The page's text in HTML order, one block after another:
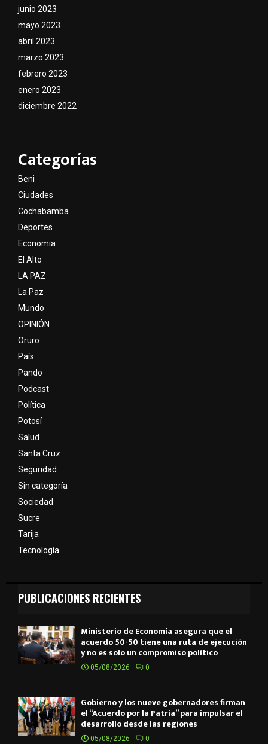
junio 2023
mayo 2023
abril 2023
marzo 2023
febrero 2023
enero 2023
diciembre 2022
Categorías
Beni
Ciudades
Cochabamba
Deportes
Economia
El Alto
LA PAZ
La Paz
Mundo
OPINIÓN
Oruro
País
Pando
Podcast
Política
Potosí
Salud
Santa Cruz
Seguridad
Sin categoría
Sociedad
Sucre
Tarija
Tecnología
PUBLICACIONES RECIENTES
Ministerio de Economía asegura que el
acuerdo 50-50 tiene una ruta de ejecución
y no es solo un compromiso político
05/08/2026 0
Gobierno y los nueve gobernadores firman
el “Acuerdo por la Patria” para impulsar el
desarrollo desde las regiones
05/08/2026 0